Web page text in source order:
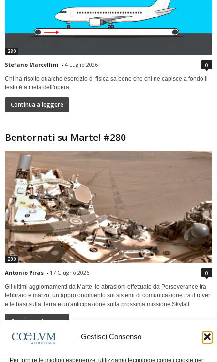
Gestisci Consenso
Per fornire le migliori esperienze, utilizziamo tecnologie come i cookie per
280
Stefano Marcellini - 4 Luglio 2026 0
Chi ha risolto qualche esercizio di fisica sa bene che chi ne capisce a fondo il
testo è a metà dell'opera...
Continua a leggere
Bentornati su Marte! #280
280
Antonio Piras - 17 Giugno 2026 0
Gli ultimi aggiornamenti da Marte: le abrasioni effettuate da Perseverance tra
febbraio e marzo, un approfondimento sui sistemi di comunicazione tra il rover
e le basi sulla Terra e un'anticipazione sulla prossima missione Skyfall
Continua a leggere